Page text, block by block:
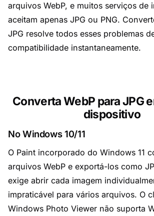
arquivos WebP, e muitos serviços de
aceitam apenas JPG ou PNG.
JPG resolve todos esses problemas
compatibilidade instantaneamente.
Converta WebP para JPG
dispositivo
No Windows 10/11
O Paint incorporado do Windows 11
arquivos WebP e exportá-los como
exige abrir cada imagem
impraticável para vários arquivos. O
Windows Photo Viewer não suporta